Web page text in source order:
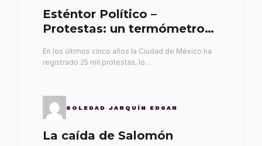
Esténtor Político –
Protestas: un termómetro
En los últimos cinco años la Ciudad de México ha
registrado 25 mil protestas, lo…
SOLEDAD JARQUÍN EDGAR
La caída de Salomón